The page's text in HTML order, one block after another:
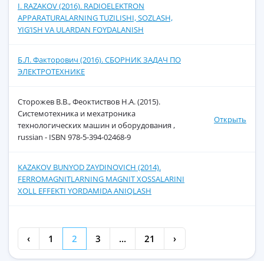
I. RAZAKOV (2016). RADIOELEKTRON
APPARATURALARNING TUZILISHI, SOZLASH,
YIG‘ISH VA ULARDAN FOYDALANISH
Б.Л. Факторович (2016). СБОРНИК ЗАДАЧ ПО
ЭЛЕКТРОТЕХНИКЕ
Сторожев В.В., Феоктиствов Н.А. (2015).
Системотехника и мехатроника
технологических машин и оборудования ,
russian - ISBN 978-5-394-02468-9
Открыть
KAZAKOV BUNYOD ZAYDINOVICH (2014).
FERROMAGNITLARNING MAGNIT XOSSALARINI
XOLL EFFEKTI YORDAMIDA ANIQLASH
‹ 1 2 3 ... 21 ›